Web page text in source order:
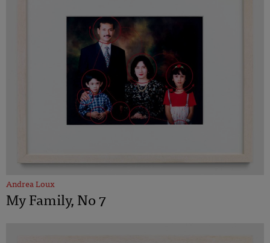
Andrea Loux
My Family, No 7